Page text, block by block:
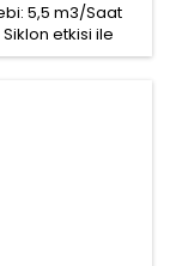
5,5 m3/Saat
etkisi ile
kartuşlarının